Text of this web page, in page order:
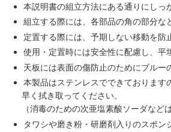
本説明書の組立方法にある通りにし
組立する際には、各部品の角の部分
定置する際には、予期しない移動を
使用・定置時には安全性に配慮し、平
天板には表面の傷防止のためにブル
本製品はステンレスでできておりま
早く拭き取ってください。
（消毒のための次亜塩素酸ソーダな
タワシや磨き粉・研磨剤入りのスポ